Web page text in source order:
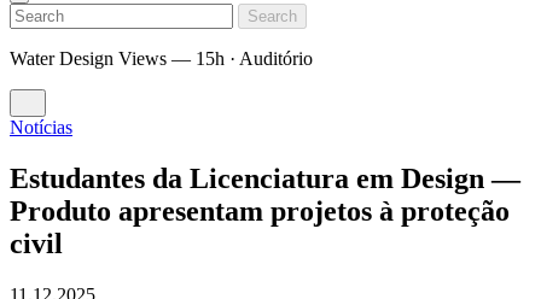
Search
Water Design Views — 15h · Auditório
Notícias
Estudantes da Licenciatura em Design —
Produto apresentam projetos à proteção
civil
11.12.2025